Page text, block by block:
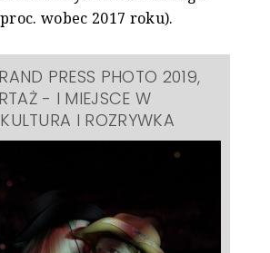
wobec 2017 roku).
PRESS PHOTO 2019,
- I MIEJSCE W
I ROZRYWKA